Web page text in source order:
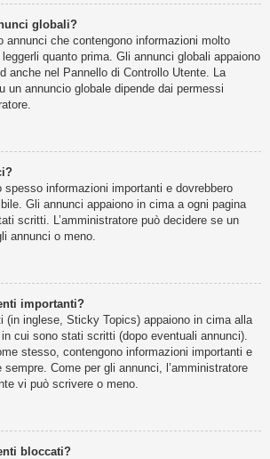
globali?
annunci che contengono informazioni molto
quanto prima. Gli annunci globali appaiono
anche nel Pannello di Controllo Utente. La
un annuncio globale dipende dai permessi
spesso informazioni importanti e dovrebbero
Gli annunci appaiono in cima a ogni pagina
scritti. L’amministratore può decidere se un
annunci o meno.
importanti?
(in inglese, Sticky Topics) appaiono in cima alla
cui sono stati scritti (dopo eventuali annunci).
stesso, contengono informazioni importanti e
Come per gli annunci, l’amministratore
vi può scrivere o meno.
bloccati?